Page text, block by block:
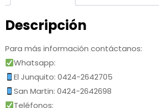
Descripción
Para más información contáctanos:
Whatsapp:
El Junquito: 0424-2642705
San Martin: 0424-2642698
Teléfonos: